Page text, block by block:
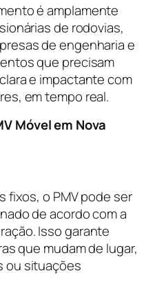
é amplamente
de rodovias,
de engenharia e
que precisam
e impactante com
em tempo real.
Móvel em Nova
fixos, o PMV pode ser
de acordo com a
Isso garante
que mudam de lugar,
ou situações